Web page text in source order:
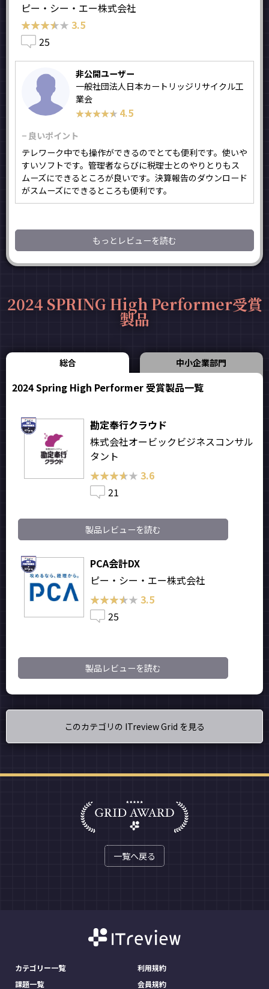
ピー・シー・エー株式会社
★★★★★
★★★★★ 3.5
25
非公開ユーザー
一般社団法人日本カートリッジリサイクル工
業会
★★★★★
★★★★★ 4.5
− 良いポイント
テレワーク中でも操作ができるのでとても便利です。使いや
すいソフトです。管理者ならびに税理士とのやりとりもス
ムーズにできるところが良いです。決算報告のダウンロード
がスムーズにできるところも便利です。
もっとレビューを読む
2024 SPRING High Performer受賞
製品
総合 中小企業部門
2024 Spring High Performer 受賞製品一覧
勘定奉行クラウド
株式会社オービックビジネスコンサル
タント
★★★★★
★★★★★ 3.6
21
製品レビューを読む
PCA会計DX
ピー・シー・エー株式会社
★★★★★
★★★★★ 3.5
25
製品レビューを読む
このカテゴリの ITreview Grid を見る
一覧へ戻る
カテゴリー一覧
課題一覧
利用規約
会員規約